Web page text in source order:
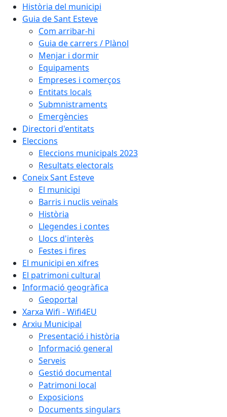
Història del municipi
Guia de Sant Esteve
Com arribar-hi
Guia de carrers / Plànol
Menjar i dormir
Equipaments
Empreses i comerços
Entitats locals
Submnistraments
Emergències
Directori d'entitats
Eleccions
Eleccions municipals 2023
Resultats electorals
Coneix Sant Esteve
El municipi
Barris i nuclis veïnals
Història
Llegendes i contes
Llocs d'interès
Festes i fires
El municipi en xifres
El patrimoni cultural
Informació geogràfica
Geoportal
Xarxa Wifi - Wifi4EU
Arxiu Municipal
Presentació i història
Informació general
Serveis
Gestió documental
Patrimoni local
Exposicions
Documents singulars